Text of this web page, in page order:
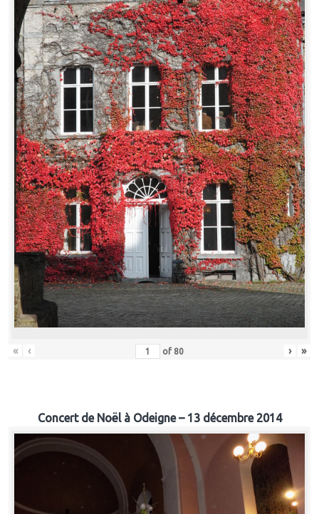
« ‹ of 80 › »
Concert de Noël à Odeigne – 13 décembre 2014